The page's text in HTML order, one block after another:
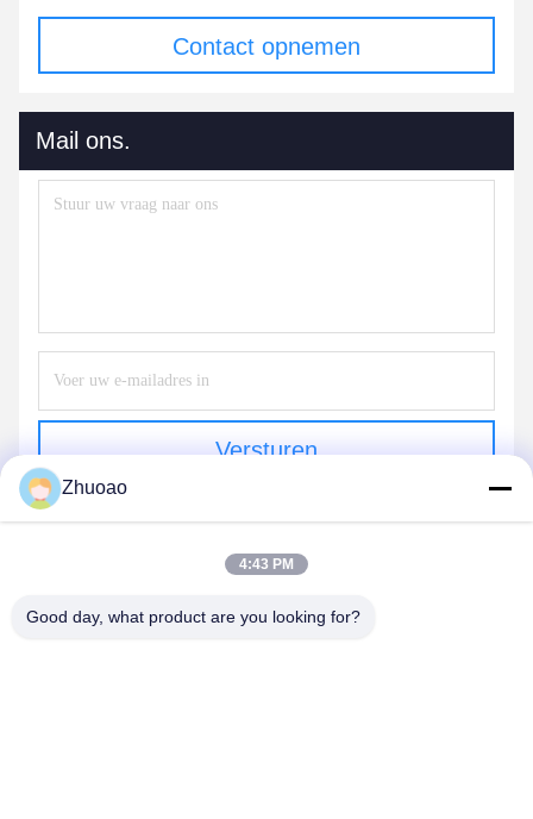
Contact opnemen
Mail ons.
Versturen
Zhuoao
4:43 PM
Good day, what product are you looking for?